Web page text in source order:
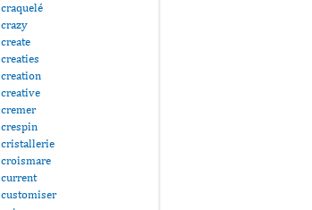
craquelé
crazy
create
creaties
creation
creative
cremer
crespin
cristallerie
croismare
current
customiser